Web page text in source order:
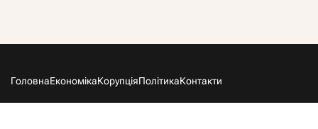
ГоловнаЕкономікаКорупціяПолітикаКонтакти